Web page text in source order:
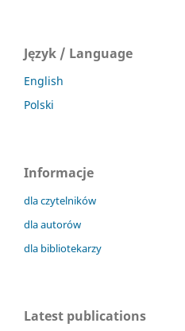
Język / Language
English
Polski
Informacje
dla czytelników
dla autorów
dla bibliotekarzy
Latest publications